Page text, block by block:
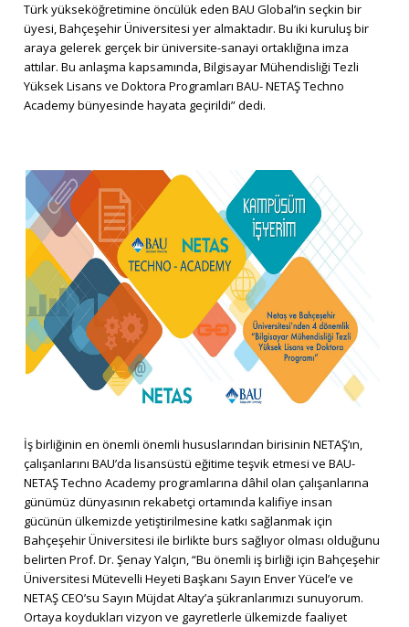
Türk yükseköğretimine öncülük eden BAU Global’in seçkin bir
üyesi, Bahçeşehir Üniversitesi yer almaktadır. Bu iki kuruluş bir
araya gelerek gerçek bir üniversite-sanayi ortaklığına imza
attılar. Bu anlaşma kapsamında, Bilgisayar Mühendisliği Tezli
Yüksek Lisans ve Doktora Programları BAU- NETAŞ Techno
Academy bünyesinde hayata geçirildi” dedi.
İş birliğinin en önemli önemli hususlarından birisinin NETAŞ’ın,
çalışanlarını BAU’da lisansüstü eğitime teşvik etmesi ve BAU-
NETAŞ Techno Academy programlarına dâhil olan çalışanlarına
günümüz dünyasının rekabetçi ortamında kalifiye insan
gücünün ülkemizde yetiştirilmesine katkı sağlanmak için
Bahçeşehir Üniversitesi ile birlikte burs sağlıyor olması olduğunu
belirten Prof. Dr. Şenay Yalçın, “Bu önemli iş birliği için Bahçeşehir
Üniversitesi Mütevelli Heyeti Başkanı Sayın Enver Yücel’e ve
NETAŞ CEO’su Sayın Müjdat Altay’a şükranlarımızı sunuyorum.
Ortaya koydukları vizyon ve gayretlerle ülkemizde faaliyet